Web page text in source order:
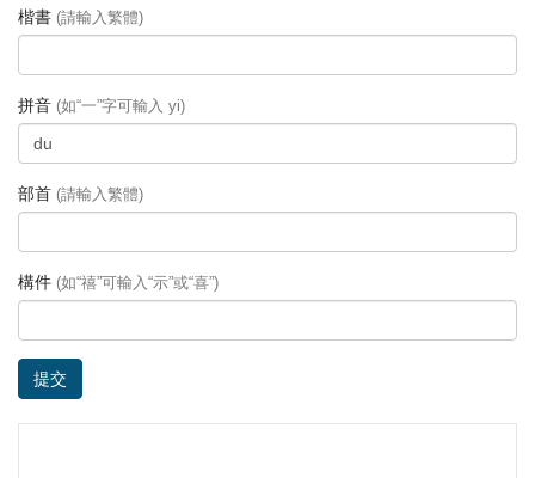
楷書 (請輸入繁體)
拼音 (如“一”字可輸入 yi)
部首 (請輸入繁體)
構件 (如“禧”可輸入“示”或“喜”)
提交